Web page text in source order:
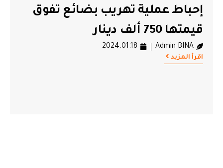
إحباط عملية تهريب بضائع تفوق
قيمتها 750 ألف دينار
Admin BINA
2024.01.18
اقرأ المزيد